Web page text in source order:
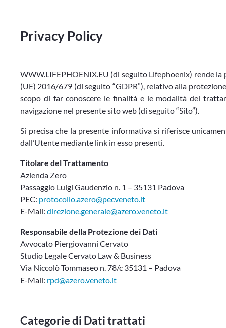
Privacy Policy
WWW.LIFEPHOENIX.EU (di seguito Lifephoenix) rende
(UE) 2016/679 (di seguito “GDPR”), relativo alla
scopo di far conoscere le finalità e le modalità del
navigazione nel presente sito web (di seguito “Sito”).
Si precisa che la presente informativa si riferisce
dall’Utente mediante link in esso presenti.
Titolare del Trattamento
Azienda Zero
Passaggio Luigi Gaudenzio n. 1 – 35131 Padova
PEC: protocollo.azero@pecveneto.it
E-Mail: direzione.generale@azero.veneto.it
Responsabile della Protezione dei Dati
Avvocato Piergiovanni Cervato
Studio Legale Cervato Law & Business
Via Niccolò Tommaseo n. 78/c 35131 – Padova
E-Mail: rpd@azero.veneto.it
Categorie di Dati trattati